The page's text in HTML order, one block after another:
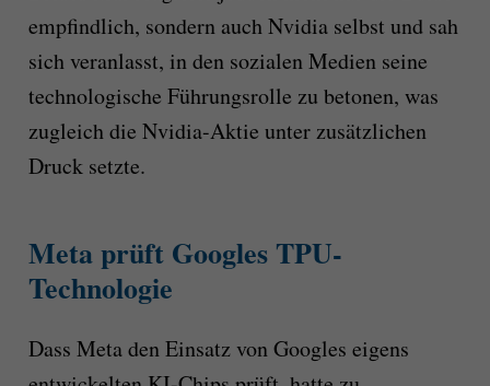
empfindlich, sondern auch Nvidia selbst und sah
sich veranlasst, in den sozialen Medien seine
technologische Führungsrolle zu betonen, was
zugleich die Nvidia-Aktie unter zusätzlichen
Druck setzte.
Meta prüft Googles TPU-
Technologie
Dass Meta den Einsatz von Googles eigens